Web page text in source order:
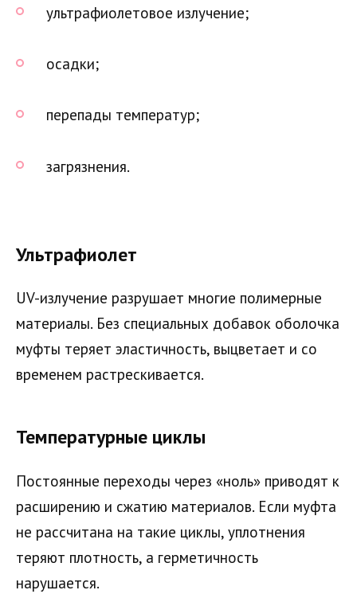
ультрафиолетовое излучение;
осадки;
перепады температур;
загрязнения.
Ультрафиолет
UV-излучение разрушает многие полимерные
материалы. Без специальных добавок оболочка
муфты теряет эластичность, выцветает и со
временем растрескивается.
Температурные циклы
Постоянные переходы через «ноль» приводят к
расширению и сжатию материалов. Если муфта
не рассчитана на такие циклы, уплотнения
теряют плотность, а герметичность
нарушается.